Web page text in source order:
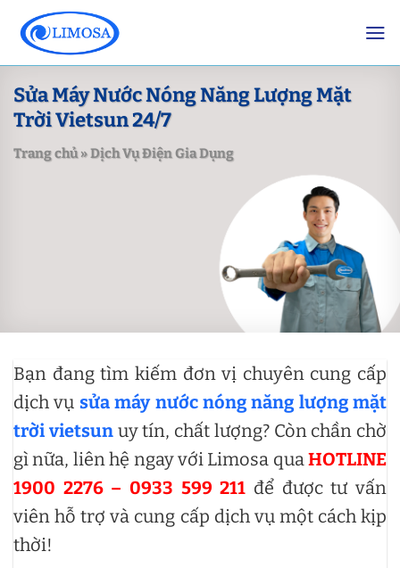
content
Sửa Máy Nước Nóng Năng Lượng Mặt
Trời Vietsun 24/7
Trang chủ»Dịch Vụ Điện Gia Dụng
Bạn đang tìm kiếm đơn vị chuyên cung cấp
dịch vụ sửa máy nước nóng năng lượng mặt
trời vietsunuy tín, chất lượng? Còn chần chờ
gì nữa, liên hệ ngay với Limosa quaHOTLINE
1900 2276 – 0933 599 211 để được tư vấn
viên hỗ trợ và cung cấp dịch vụ một cách kịp
thời!